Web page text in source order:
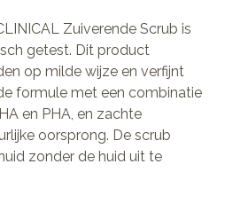
Zuiverende Scrub is
getest. Dit product
op milde wijze en verfijnt
formule met een combinatie
en PHA, en zachte
oorsprong. De scrub
zonder de huid uit te